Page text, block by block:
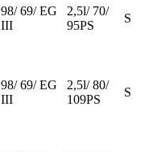
98/ 69/ EG
III
2,5l/ 70/
95PS
S
98/ 69/ EG
III
2,5l/ 80/
109PS
S